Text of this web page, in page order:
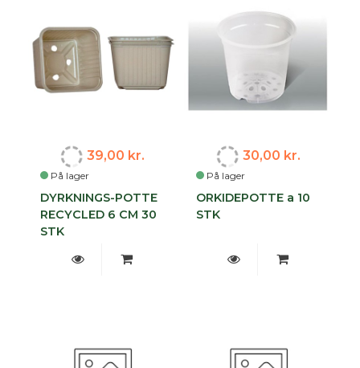
På lager
39,00 kr.
DYRKNINGS-POTTE
RECYCLED 6 CM 30
STK
På lager
30,00 kr.
ORKIDEPOTTE a 10
STK